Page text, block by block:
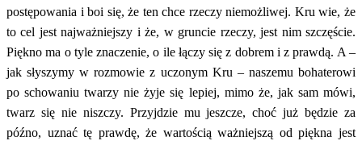
postępowania i boi się, że ten chce rzeczy niemożliwej. Kru wie, że
to cel jest najważniejszy i że, w gruncie rzeczy, jest nim szczęście.
Piękno ma o tyle znaczenie, o ile łączy się z dobrem i z prawdą. A –
jak słyszymy w rozmowie z uczonym Kru – naszemu bohaterowi
po schowaniu twarzy nie żyje się lepiej, mimo że, jak sam mówi,
twarz się nie niszczy. Przyjdzie mu jeszcze, choć już będzie za
późno, uznać tę prawdę, że wartością ważniejszą od piękna jest